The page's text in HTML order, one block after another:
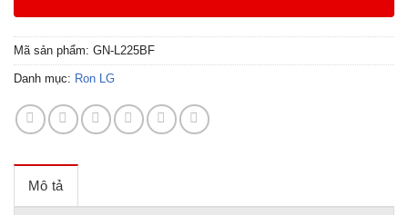
Mã sản phẩm: GN-L225BF
Danh mục: Ron LG
Mô tả